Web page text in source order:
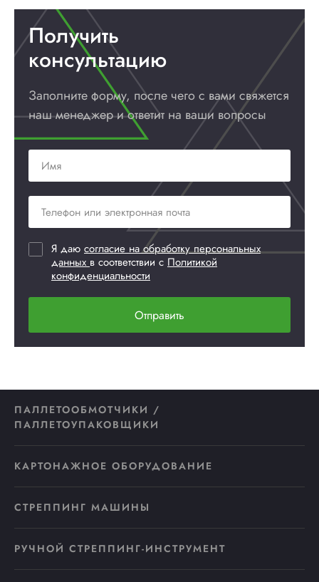
Получить
консультацию
Заполните форму, после чего с вами свяжется
наш менеджер и ответит на ваши вопросы
Я даю согласие на обработку персональных
данных в соответствии с Политикой
конфиденциальности
Отправить
ПАЛЛЕТООБМОТЧИКИ /
ПАЛЛЕТОУПАКОВЩИКИ
КАРТОНАЖНОЕ ОБОРУДОВАНИЕ
СТРЕППИНГ МАШИНЫ
РУЧНОЙ СТРЕППИНГ-ИНСТРУМЕНТ